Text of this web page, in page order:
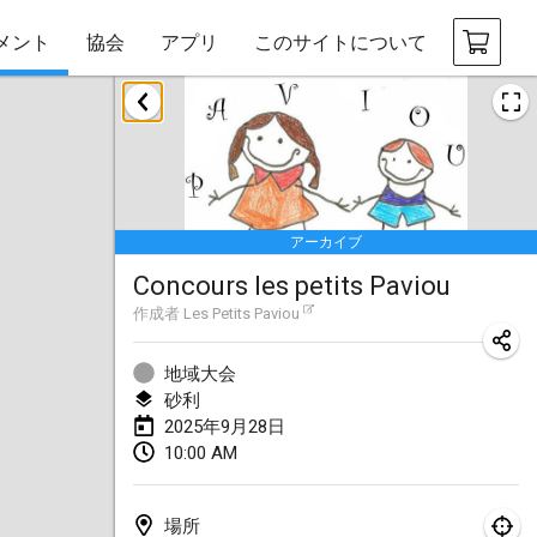
ント 協会 アプリ このサイトについて
アーカイブ
Concours les petits Paviou
作成者 Les Petits Paviou
地域大会
砂利
2025年9月28日
10:00 AM
場所
2025年1月
Tournoi Mixte ASPTTOM
2025年1月18日|フランス
Indoor Polish Open 2025 - Singles
2025年1月18日|ポーランド
Tournoi de St Max
2025年1月19日
2025年1月19日